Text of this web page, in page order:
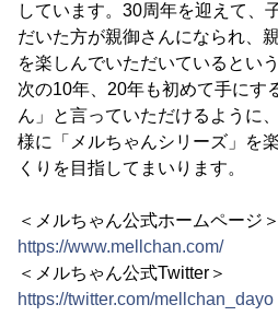
しています。30周年を迎えて、
だいた方が親御さんになられ、
を楽しんでいただいているとい
次の10年、20年も初めて手にす
ん」と言っていただけるように
様に「メルちゃんシリーズ」を
くりを目指してまいります。
＜メルちゃん公式ホームページ＞
https://www.mellchan.com/
＜メルちゃん公式Twitter＞
https://twitter.com/mellchan_dayo